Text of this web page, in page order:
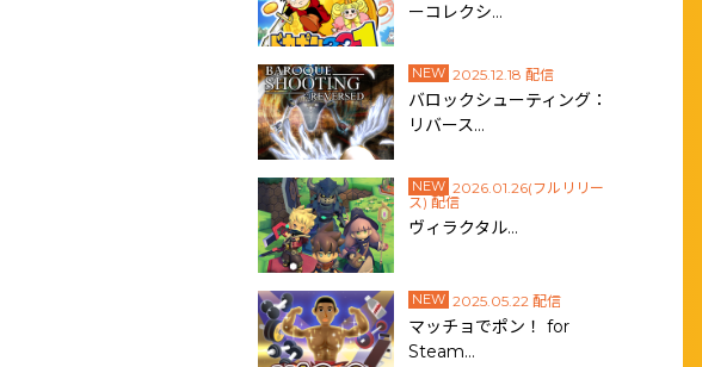
ーコレクシ…
NEW 2025.12.18 配信
バロックシューティング：
リバース…
NEW 2026.01.26(フルリリー
ス) 配信
ヴィラクタル…
NEW 2025.05.22 配信
マッチョでポン！ for
Steam…